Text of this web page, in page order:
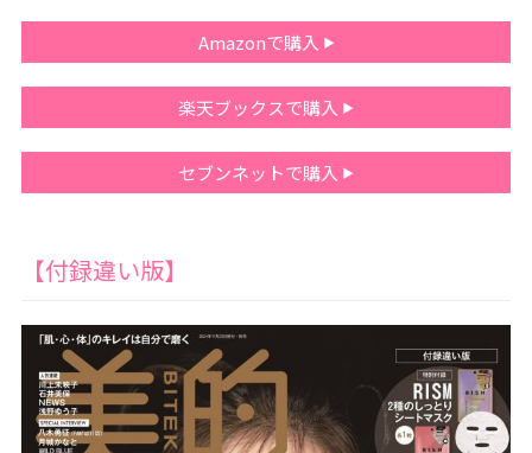
Amazonで購入
楽天ブックスで購入
セブンネットで購入
【付録違い版】